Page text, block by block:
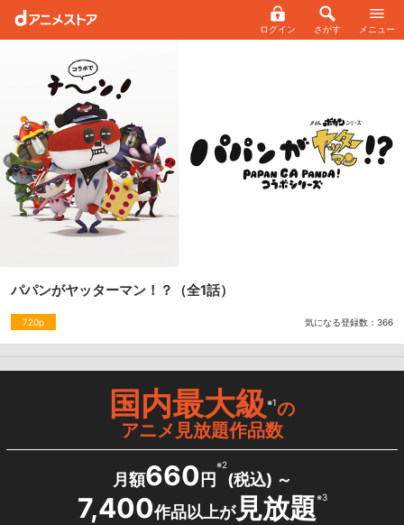
ログイン さがす メニュー
パパンがヤッターマン！？ （全1話）
720p 気になる登録数： 366
国内最大級※1の
アニメ見放題作品数
月額660 円
※2
(税込) ～
7,400作品以上が見放題※3